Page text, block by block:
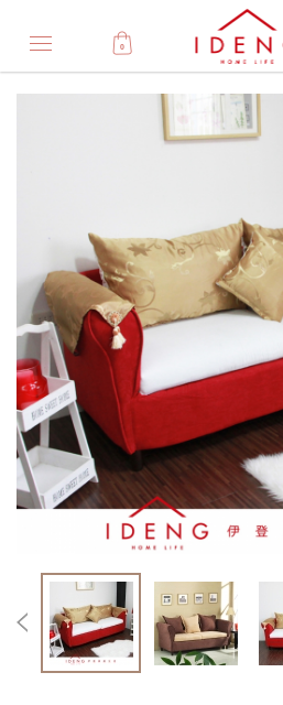
0
Product
介
紹